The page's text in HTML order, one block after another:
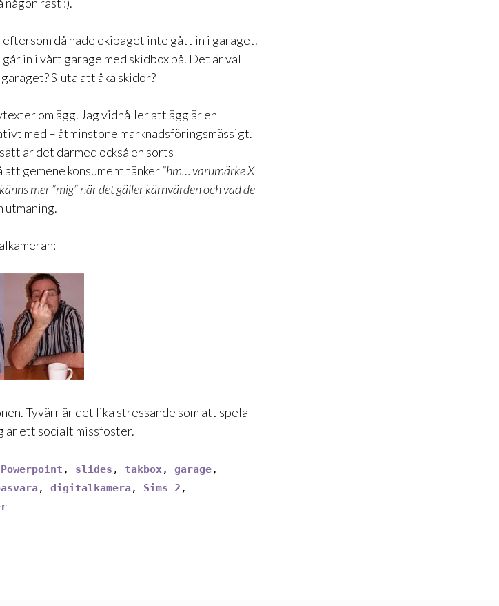
då hade ekipaget inte gått in i garaget.
in i vårt garage med skidbox på. Det är väl
Sluta att åka skidor?
om ägg. Jag vidhåller att ägg är en
med – åtminstone marknadsföringsmässigt.
är det därmed också en sorts
gemene konsument tänker”hm… varumärke X
mer ”mig” när det gäller kärnvärden och vad de
utmaning.
Tyvärr är det lika stressande som att spela
är ett socialt missfoster.
Powerpoint , slides , takbox, garage,
, digitalkamera , Sims 2 ,